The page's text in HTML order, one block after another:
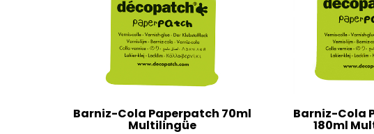
Barniz-Cola Paperpatch 70ml
Multilingüe
Barniz-Cola
180ml